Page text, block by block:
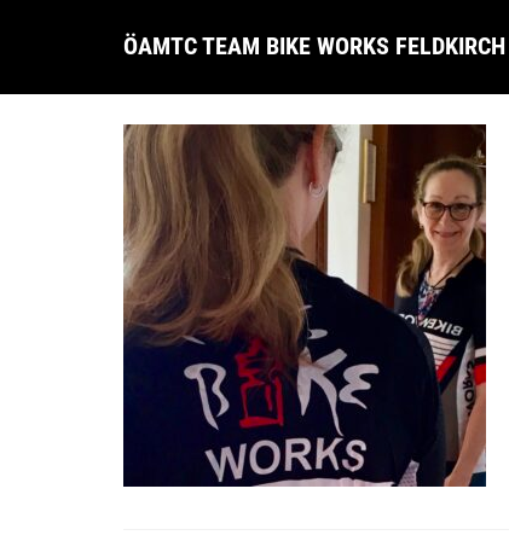
ÖAMTC TEAM BIKE WORKS FELDKIRCH